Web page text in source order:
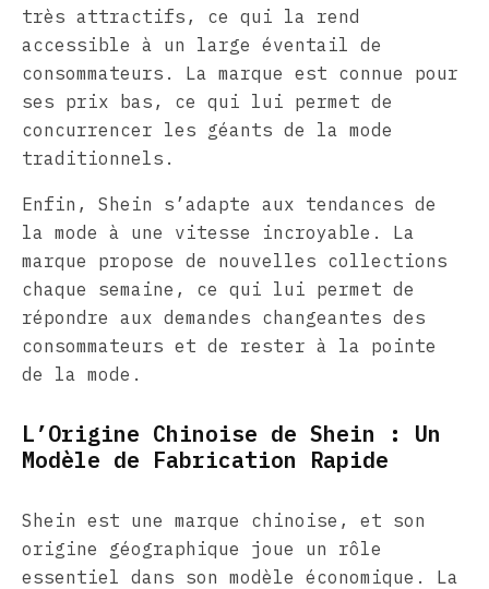
très attractifs, ce qui la rend
accessible à un large éventail de
consommateurs. La marque est connue pour
ses prix bas, ce qui lui permet de
concurrencer les géants de la mode
traditionnels.
Enfin, Shein s’adapte aux tendances de
la mode à une vitesse incroyable. La
marque propose de nouvelles collections
chaque semaine, ce qui lui permet de
répondre aux demandes changeantes des
consommateurs et de rester à la pointe
de la mode.
L’Origine Chinoise de Shein : Un
Modèle de Fabrication Rapide
Shein est une marque chinoise, et son
origine géographique joue un rôle
essentiel dans son modèle économique. La